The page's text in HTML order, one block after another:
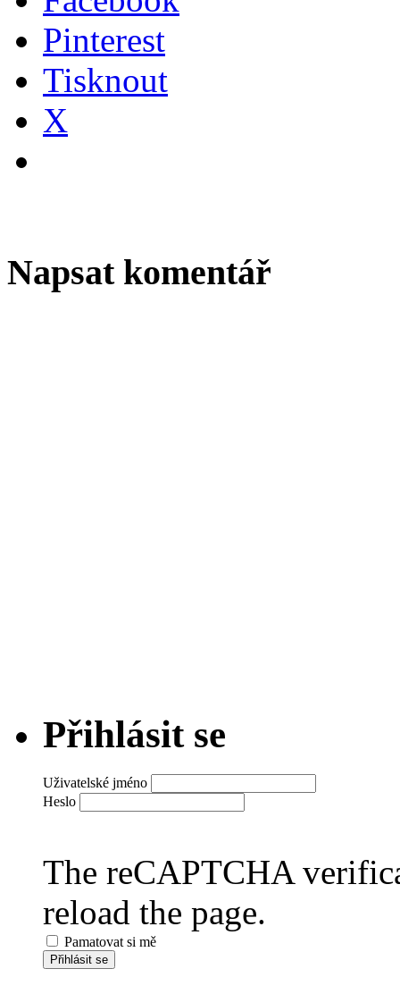
Pinterest
Tisknout
X
Napsat komentář
Přihlásit se
Uživatelské jméno
Heslo
The reCAPTCHA
reload the page.
Pamatovat si mě
Přihlásit se